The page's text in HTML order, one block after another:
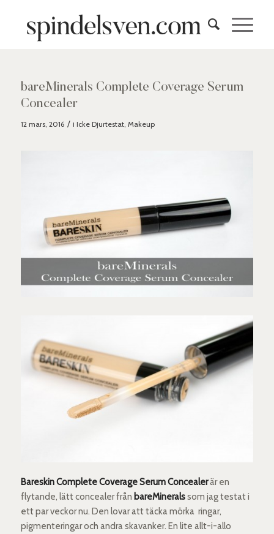
bareMinerals Complete Coverage Serum
Concealer
12 mars, 2016 / i Icke Djurtestat, Makeup
Bareskin Complete Coverage Serum Concealerär en
flytande, lätt concealer från bareMineralssom jag testat i
ett par veckor nu. Den lovar att täcka mörka ringar,
pigmenteringar och andra skavanker. En lite allt-i-allo